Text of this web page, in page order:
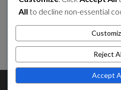
Exkluzivní draci, ceny za
předměty
Theme by
All to decline non-essential
Reject
Accept